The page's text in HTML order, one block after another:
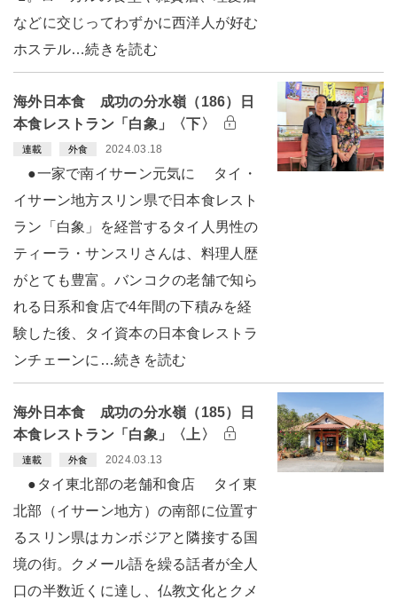
などに交じってわずかに西洋人が好む
ホステル…続きを読む
海外日本食 成功の分水嶺（186）日
本食レストラン「白象」〈下〉
連載 外食 2024.03.18
●一家で南イサーン元気に タイ・
イサーン地方スリン県で日本食レスト
ラン「白象」を経営するタイ人男性の
ティーラ・サンスリさんは、料理人歴
がとても豊富。バンコクの老舗で知ら
れる日系和食店で4年間の下積みを経
験した後、タイ資本の日本食レストラ
ンチェーンに…続きを読む
海外日本食 成功の分水嶺（185）日
本食レストラン「白象」〈上〉
連載 外食 2024.03.13
●タイ東北部の老舗和食店 タイ東
北部（イサーン地方）の南部に位置す
るスリン県はカンボジアと隣接する国
境の街。クメール語を繰る話者が全人
口の半数近くに達し、仏教文化とクメ